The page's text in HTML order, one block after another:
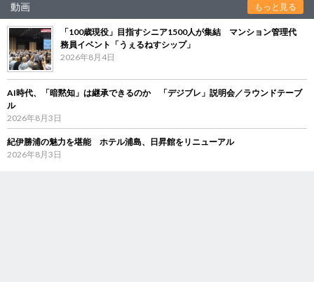
動画 もっと見る
「100歳現役」目指すシニア1500人が集結 マンション管理代
務員イベント「うぇるねすシップ」
2026年8月4日
AI時代、「暗黙知」は継承できるのか 「デジブレ」説明会／ラウンドテーブ
ル
2026年8月3日
紀伊勝浦の魅力を堪能 ホテル浦島、日昇館をリニューアル
2026年8月3日